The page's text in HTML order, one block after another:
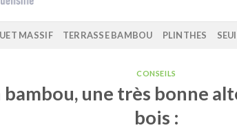
MASSIF TERRASSE BAMBOU PLINTHES
CONSEILS
bambou, une très bonne
bois :